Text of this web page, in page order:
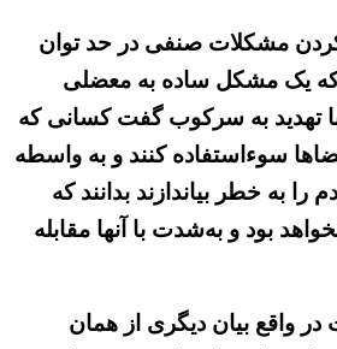
مشکلات صنفی در حد توان
که یک مشکل ساده به معضلی
با تهدید به سرکوب گفت کسانی که
سوءاستفاده کنند و به واسطه
به خطر بیاندازند بدانند که
بود و به‌شدت با آنها مقابله
در واقع بیان دیگری از همان